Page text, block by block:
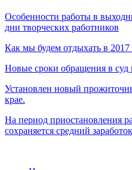
Особенности работы в
дни творческих работников
Как мы будем отдыхать в 2017
Новые сроки обращения в суд
Установлен новый
крае.
На период приостановления
сохраняется средний